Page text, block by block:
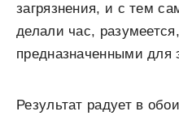
загрязнения, и с тем
делали час,
предназначенными для
Результат радует в